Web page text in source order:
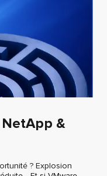
&
? Explosion